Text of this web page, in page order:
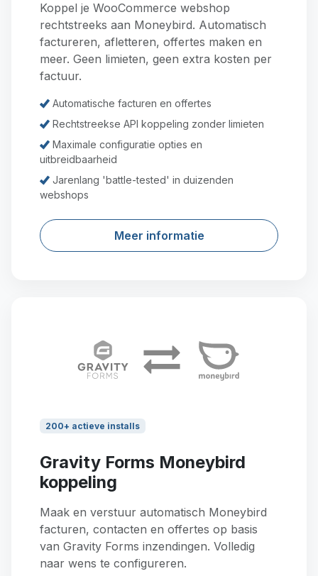
Koppel je WooCommerce webshop
rechtstreeks aan Moneybird. Automatisch
factureren, afletteren, offertes maken en
meer. Geen limieten, geen extra kosten per
factuur.
Automatische facturen en offertes
Rechtstreekse API koppeling zonder limieten
Maximale configuratie opties en
uitbreidbaarheid
Jarenlang 'battle-tested' in duizenden
webshops
Meer informatie
200+ actieve installs
Gravity Forms Moneybird
koppeling
Maak en verstuur automatisch Moneybird
facturen, contacten en offertes op basis
van Gravity Forms inzendingen. Volledig
naar wens te configureren.